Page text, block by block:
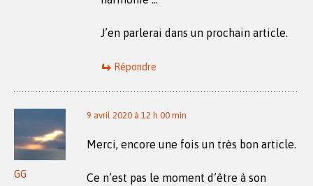
J’en parlerai dans un prochain article.
Répondre
GG
9 avril 2020 à 12 h 00 min
Merci, encore une fois un très bon article.
Ce n’est pas le moment d’être à son